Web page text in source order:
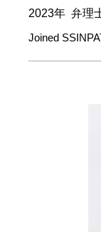
2023年 弁理
Joined